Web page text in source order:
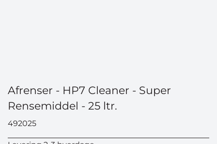
Afrenser - HP7 Cleaner - Super
Rensemiddel - 25 ltr.
492025